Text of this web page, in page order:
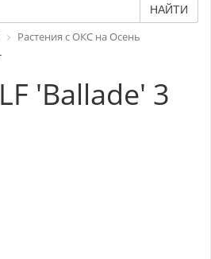
НАЙТИ
Растения с ОКС на Осень
'Ballade' 3